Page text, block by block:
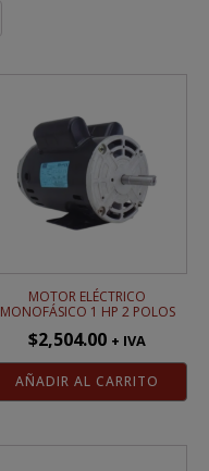
MOTOR ELÉCTRICO
MONOFÁSICO 1 HP 2 POLOS
$2,504.00 + IVA
AÑADIR AL CARRITO